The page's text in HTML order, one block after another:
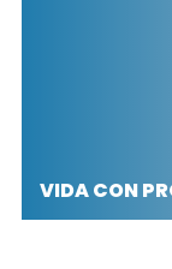
VIDA CON